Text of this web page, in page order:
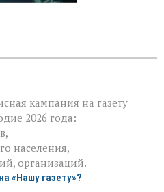
кампания на газету
2026 года:
населения,
организаций.
«Нашу газету»?